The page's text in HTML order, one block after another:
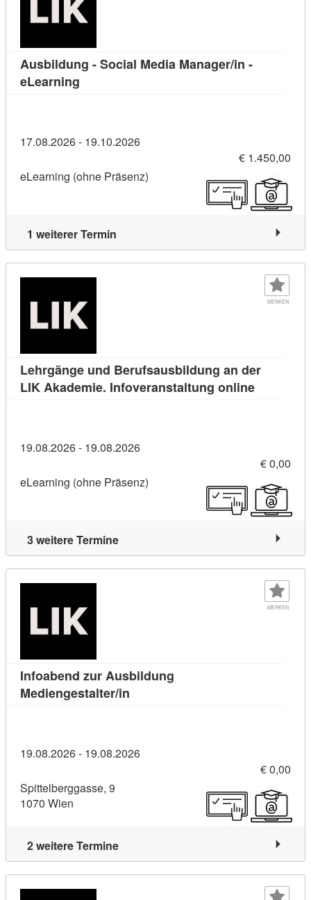
Ausbildung - Social Media Manager/in -
eLearning
17.08.2026 - 19.10.2026
€ 1.450,00
eLearning (ohne Präsenz)
1 weiterer Termin
MERKEN
Lehrgänge und Berufsausbildung an der
LIK Akademie. Infoveranstaltung online
19.08.2026 - 19.08.2026
€ 0,00
eLearning (ohne Präsenz)
3 weitere Termine
MERKEN
Infoabend zur Ausbildung
Mediengestalter/in
19.08.2026 - 19.08.2026
€ 0,00
Spittelberggasse, 9
1070 Wien
2 weitere Termine